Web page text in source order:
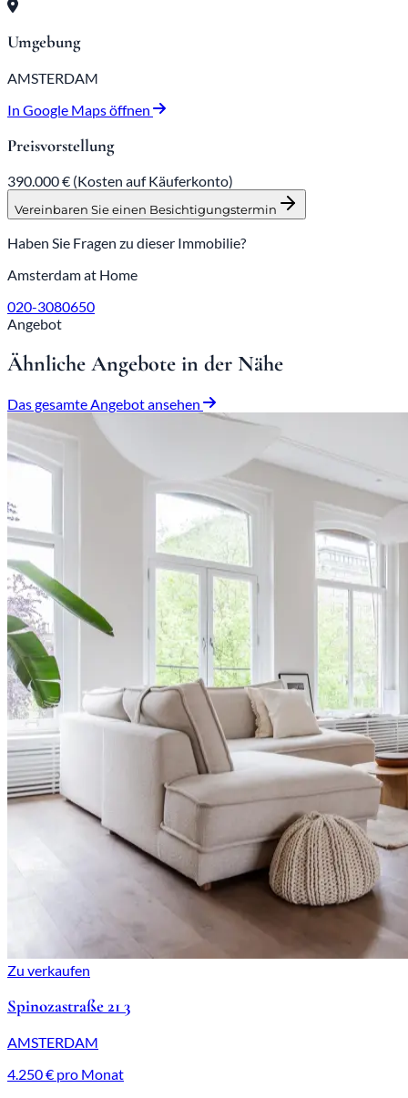
Umgebung
AMSTERDAM
In Google Maps öffnen
Preisvorstellung
390.000 € (Kosten auf Käuferkonto)
Vereinbaren Sie einen Besichtigungstermin
Haben Sie Fragen zu dieser Immobilie?
Amsterdam at Home
020-3080650
Angebot
Ähnliche Angebote in der Nähe
Das gesamte Angebot ansehen
Zu verkaufen
Spinozastraße 21 3
AMSTERDAM
4.250 € pro Monat